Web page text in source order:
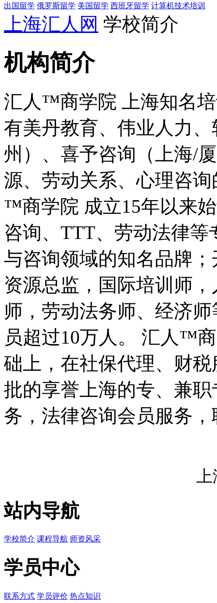
出国留学 俄罗斯留学 美国留学 西班牙留学 计算机技术培训
上海汇人网 学校简介
机构简介
汇人™商学院 上海知名
有美丹教育、伟业人力
州）、喜予咨询（上海/
源、劳动关系、心理咨
™商学院 成立15年以来
咨询、TTT、劳动法律
与咨询领域的知名品牌
资源总监，国际培训师
师，劳动法务师、经济
员超过10万人。 汇人™
础上，在社保代理、财
批的享誉上海的专、兼
务，法律咨询会员服务
站内导航
学校简介 课程导航 师资风采
学员中心
联系方式 学员评价 热点知识